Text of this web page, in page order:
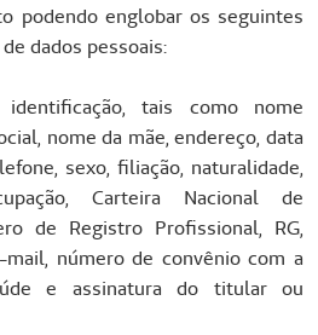
podendo englobar os seguintes
dados pessoais:
tais como nome
nome da mãe, endereço, data
sexo, filiação, naturalidade,
Carteira Nacional de
de Registro Profissional, RG,
mail, número de convênio com a
e assinatura do titular ou